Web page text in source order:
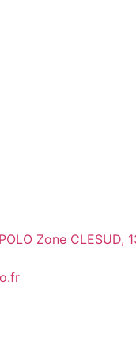
Zone CLESUD,